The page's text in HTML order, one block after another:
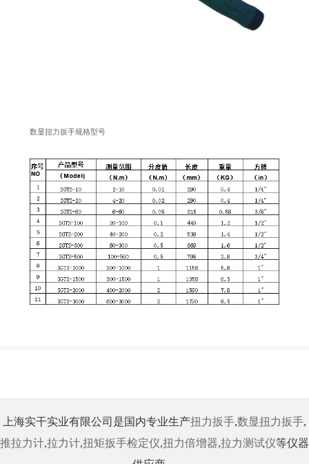
数显扭力扳手规格型号
上海实干实业有限公司是国内专业生产扭力扳手,数显扭力扳手,
推拉力计,拉力计,扭矩扳手检定仪,扭力倍增器,拉力测试仪等仪器